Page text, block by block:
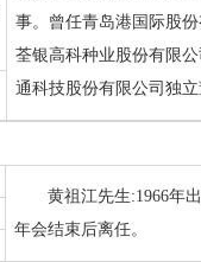
事。曾任青岛港国际股
荃银高科种业股份有限
通科技股份有限公司独
黄祖江先生:1966年
年会结束后离任。